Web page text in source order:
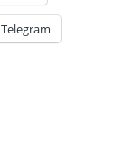
Telegram